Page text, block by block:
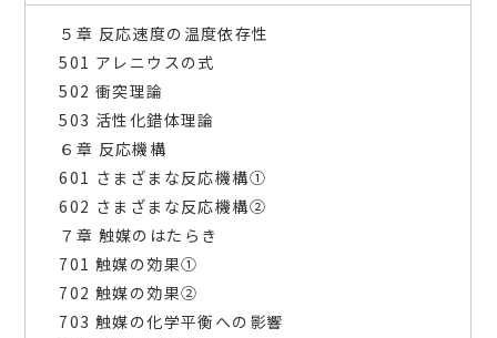
５章 反応速度の温度依存性
501 アレニウスの式
502 衝突理論
503 活性化錯体理論
６章 反応機構
601 さまざまな反応機構①
602 さまざまな反応機構②
７章 触媒のはたらき
701 触媒の効果①
702 触媒の効果②
703 触媒の化学平衡への影響